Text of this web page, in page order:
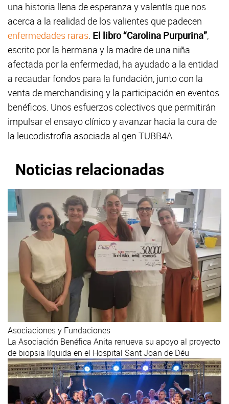
una historia llena de esperanza y valentía que nos
acerca a la realidad de los valientes que padecen
enfermedades raras. El libro “Carolina Purpurina”,
escrito por la hermana y la madre de una niña
afectada por la enfermedad, ha ayudado a la entidad
a recaudar fondos para la fundación, junto con la
venta de merchandising y la participación en eventos
benéficos. Unos esfuerzos colectivos que permitirán
impulsar el ensayo clínico y avanzar hacia la cura de
la leucodistrofia asociada al gen TUBB4A.
Noticias relacionadas
Asociaciones y Fundaciones
La Asociación Benéfica Anita renueva su apoyo al proyecto
de biopsia líquida en el Hospital Sant Joan de Déu